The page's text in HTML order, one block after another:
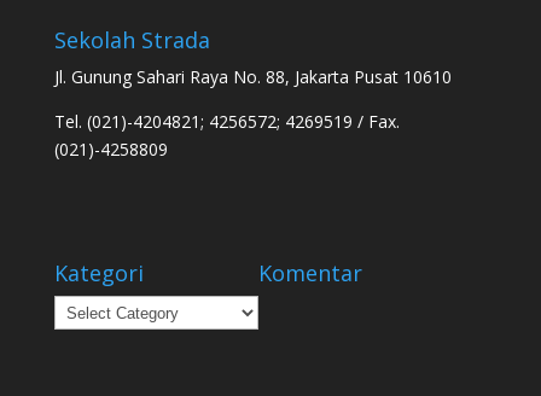
Sekolah Strada
Jl. Gunung Sahari Raya No. 88, Jakarta Pusat 10610
Tel. (021)-4204821; 4256572; 4269519 / Fax.
(021)-4258809
Kategori
Kategori
Komentar